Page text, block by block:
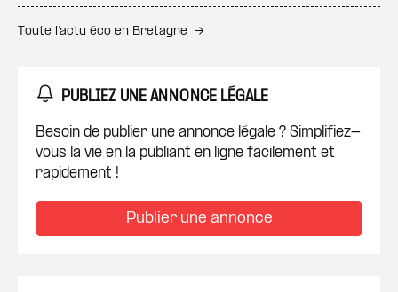
Toute l’actu éco en Bretagne
PUBLIEZ UNE ANNONCE LÉGALE
Besoin de publier une annonce légale ? Simplifiez-
vous la vie en la publiant en ligne facilement et
rapidement !
Publier une annonce